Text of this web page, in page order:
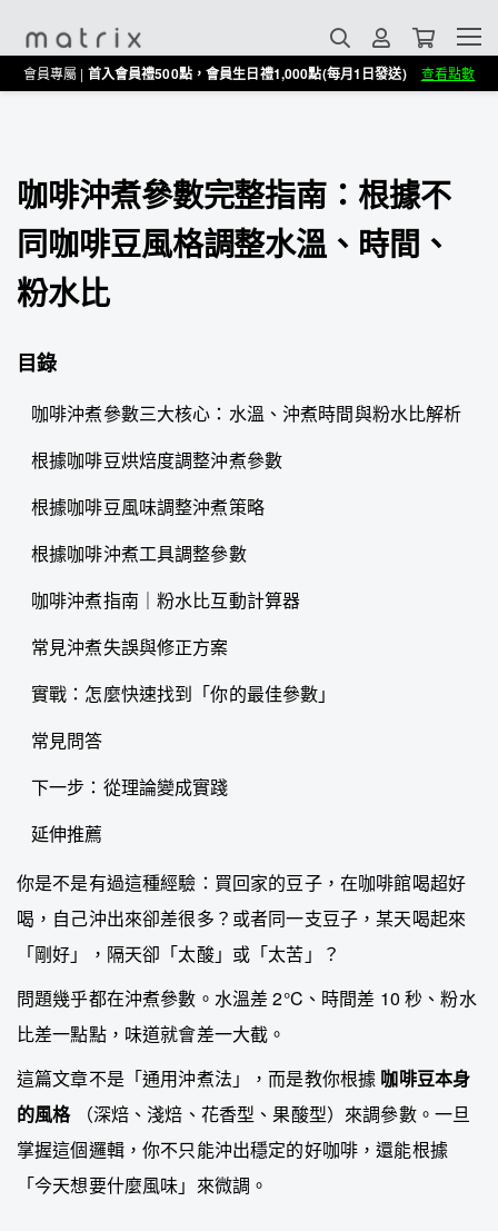
會員專屬 | 首入會員禮500點，會員生日禮1,000點(每月1日發送) 查看點數
咖啡沖煮參數完整指南：根據不
同咖啡豆風格調整水溫、時間、
粉水比
目錄
咖啡沖煮參數三大核心：水溫、沖煮時間與粉水比解析
根據咖啡豆烘焙度調整沖煮參數
根據咖啡豆風味調整沖煮策略
根據咖啡沖煮工具調整參數
咖啡沖煮指南｜粉水比互動計算器
常見沖煮失誤與修正方案
實戰：怎麼快速找到「你的最佳參數」
常見問答
下一步：從理論變成實踐
延伸推薦
你是不是有過這種經驗：買回家的豆子，在咖啡館喝超好
喝，自己沖出來卻差很多？或者同一支豆子，某天喝起來
「剛好」，隔天卻「太酸」或「太苦」？
問題幾乎都在沖煮參數。水溫差 2°C、時間差 10 秒、粉水
比差一點點，味道就會差一大截。
這篇文章不是「通用沖煮法」，而是教你根據 咖啡豆本身
的風格（深焙、淺焙、花香型、果酸型）來調參數。一旦
掌握這個邏輯，你不只能沖出穩定的好咖啡，還能根據
「今天想要什麼風味」來微調。